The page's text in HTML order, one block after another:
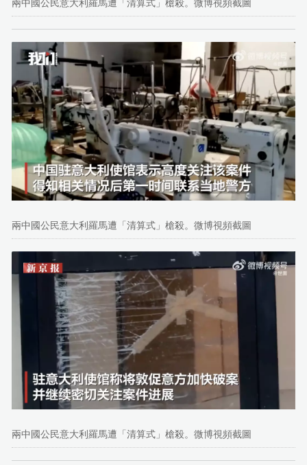
兩中國公民意大利羅馬遭「清算式」槍殺。微博視頻截圖
兩中國公民意大利羅馬遭「清算式」槍殺。微博視頻截圖
兩中國公民意大利羅馬遭「清算式」槍殺。微博視頻截圖